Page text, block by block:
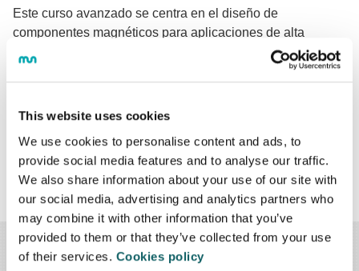
This website uses cookies
We use cookies to personalise content and ads, to
provide social media features and to analyse our traffic.
We also share information about your use of our site with
our social media, advertising and analytics partners who
may combine it with other information that you’ve
provided to them or that they’ve collected from your use
of their services. Cookies policy
Este curso avanzado se centra en el diseño de
componentes magnéticos para aplicaciones de alta
fundamentales necesarios para el diseño efectivo de estos
avanzados en el diseño de componentes magnéticos,
especialmente orientado a aplicaciones de alta frecuencia.